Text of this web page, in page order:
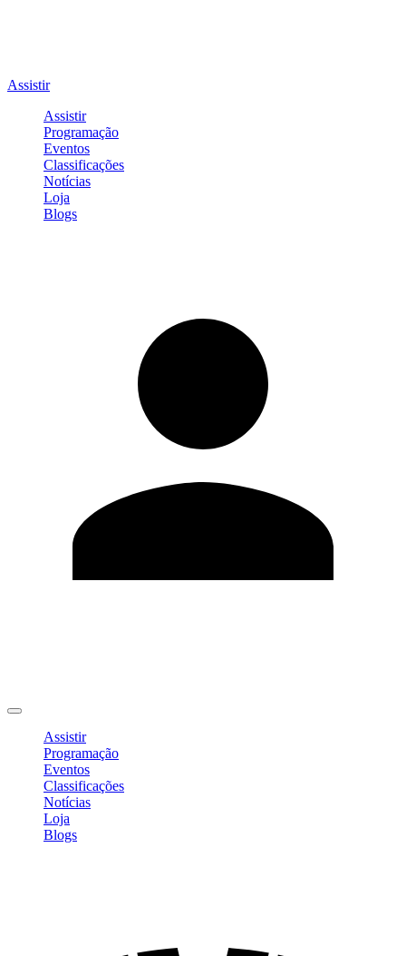
Assistir
Assistir
Programação
Eventos
Classificações
Notícias
Loja
Blogs
Assistir
Programação
Eventos
Classificações
Notícias
Loja
Blogs